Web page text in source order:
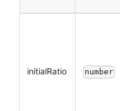
initialRatio number